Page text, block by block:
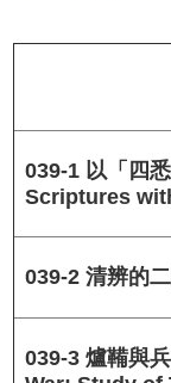
039-1 以「四
Scriptures
039-2 清辨的
039-3 爐鞴與